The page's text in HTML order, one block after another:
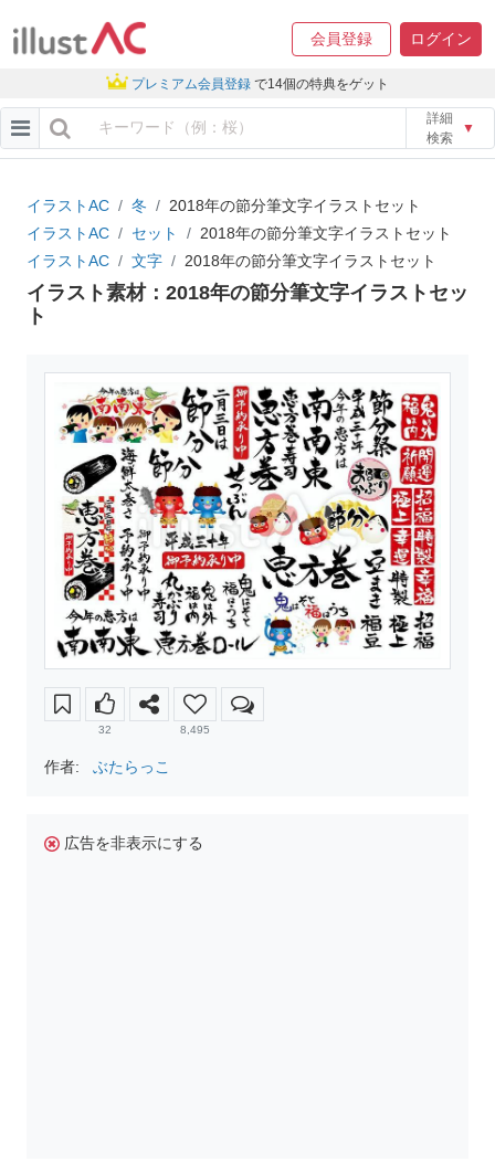
会員登録 ログイン
プレミアム会員登録 で14個の特典をゲット
詳細
検索
▼
イラストAC 冬
2018年の節分筆文字イラストセット
イラストAC
セット
2018年の節分筆文字イラストセット
イラストAC
文字 2018年の節分筆文字イラストセット
イラスト素材：2018年の節分筆文字イラストセッ
ト
32 8,495
作者: ぶたらっこ
広告を非表示にする